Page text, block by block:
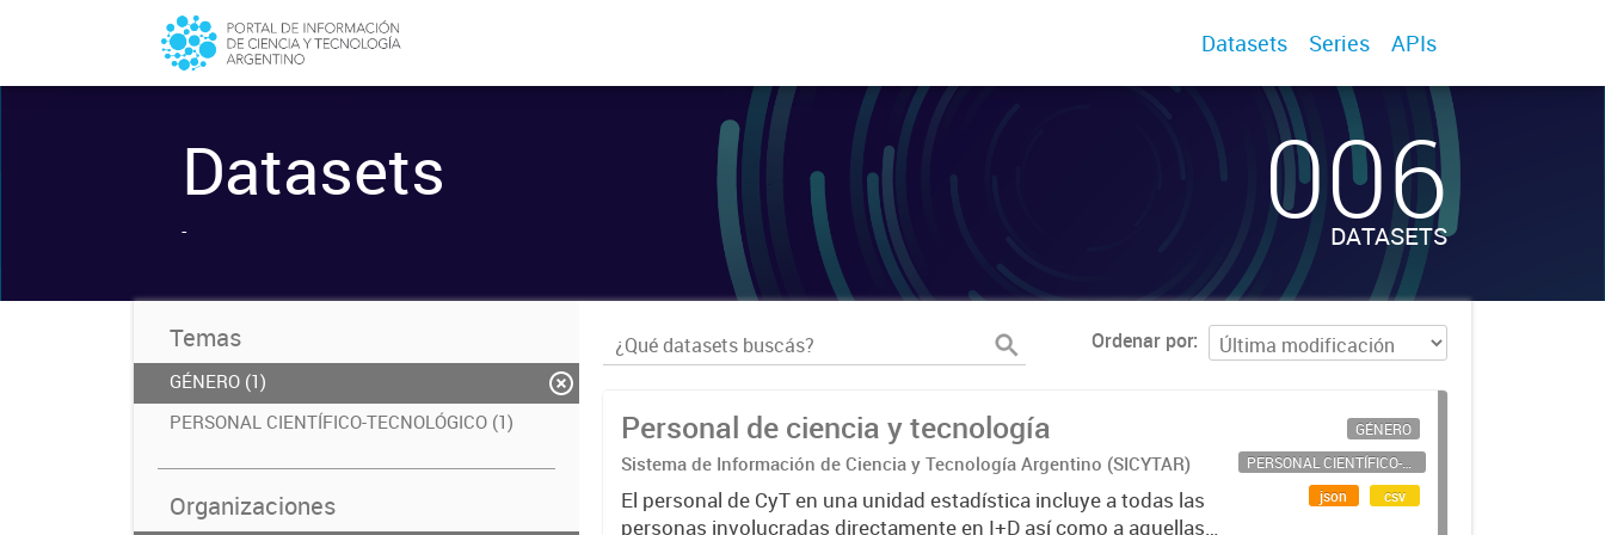
Datasets Series APIs
Datasets
- 006
DATASETS
Temas
GÉNERO (1)
PERSONAL CIENTÍFICO-TECNOLÓGICO (1)
Organizaciones
Ordenar por
Personal de ciencia y tecnología
Sistema de Información de Ciencia y Tecnología Argentino (SICYTAR)
El personal de CyT en una unidad estadística incluye a todas las
personas involucradas directamente en I+D así como a aquellas
GÉNERO
PERSONAL CIENTÍFICO-TECNOLÓGICO
json
csv